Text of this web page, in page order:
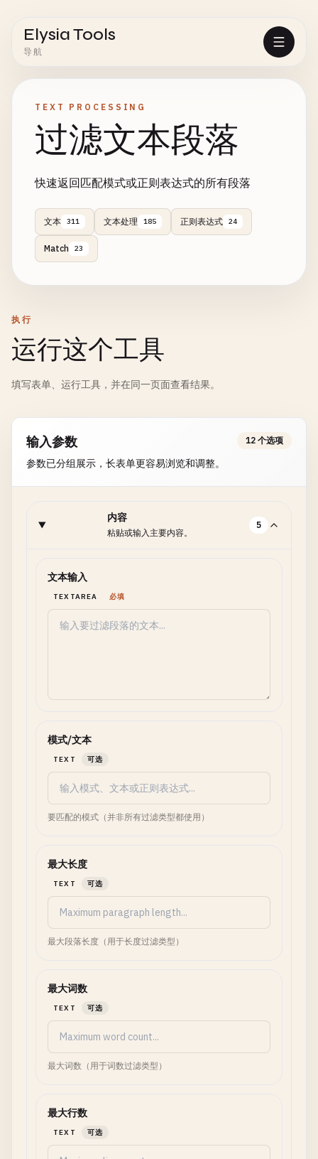
Elysia Tools
导航
TEXT PROCESSING
过滤文本段落
快速返回匹配模式或正则表达式的所有段落
文本 311 文本处理 185 正则表达式 24
Match 23
执行
运行这个工具
填写表单、运行工具，并在同一页面查看结果。
输入参数
参数已分组展示，长表单更容易浏览和调整。
12 个选项
内容
粘贴或输入主要内容。
5
文本输入
TEXTAREA 必填
模式/文本
TEXT 可选
要匹配的模式（并非所有过滤类型都使用）
最大长度
TEXT 可选
最大段落长度（用于长度过滤类型）
最大词数
TEXT 可选
最大词数（用于词数过滤类型）
最大行数
TEXT 可选